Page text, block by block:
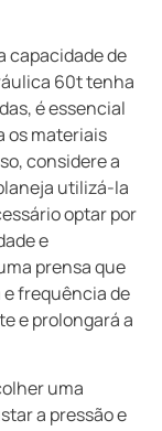
capacidade de
60t tenha
é essencial
os materiais
considere a
utilizá-la
optar por
e
prensa que
e frequência de
e prolongará a
uma
a pressão e